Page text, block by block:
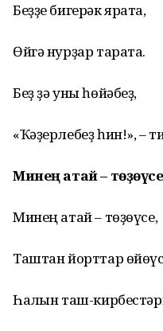
Беҙҙе бигерәк ярата,
Өйгә нурҙар тарата.
Беҙ ҙә уны һөйәбеҙ,
«Ҡәҙерлебеҙ һин!», –
Минең атай – төҙөүсе
Минең атай – төҙөүсе,
Таштан йорттар
Һалҡын таш-